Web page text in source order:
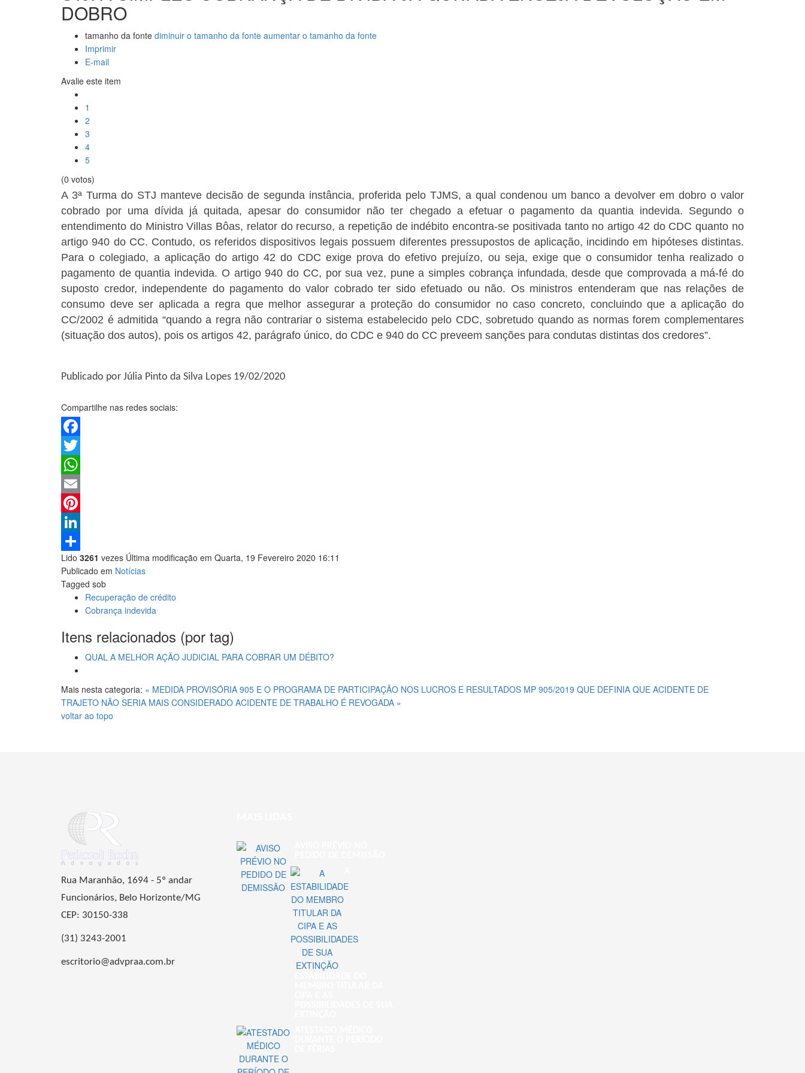
DOBRO
tamanho da fonte diminuir o tamanho da fonte aumentar o tamanho da fonte
Imprimir
E-mail
Avalie este item
1
2
3
4
5
(0 votos)
A 3ª Turma do STJ manteve decisão de segunda instância, proferida pelo TJMS, a qual condenou um banco a devolver em dobro o valor
cobrado por uma dívida já quitada, apesar do consumidor não ter chegado a efetuar o pagamento da quantia indevida. Segundo o
entendimento do Ministro Villas Bôas, relator do recurso, a repetição de indébito encontra-se positivada tanto no artigo 42 do CDC quanto no
artigo 940 do CC. Contudo, os referidos dispositivos legais possuem diferentes pressupostos de aplicação, incidindo em hipóteses distintas.
Para o colegiado, a aplicação do artigo 42 do CDC exige prova do efetivo prejuízo, ou seja, exige que o consumidor tenha realizado o
pagamento de quantia indevida. O artigo 940 do CC, por sua vez, pune a simples cobrança infundada, desde que comprovada a má-fé do
suposto credor, independente do pagamento do valor cobrado ter sido efetuado ou não. Os ministros entenderam que nas relações de
consumo deve ser aplicada a regra que melhor assegurar a proteção do consumidor no caso concreto, concluindo que a aplicação do
CC/2002 é admitida “quando a regra não contrariar o sistema estabelecido pelo CDC, sobretudo quando as normas forem complementares
(situação dos autos), pois os artigos 42, parágrafo único, do CDC e 940 do CC preveem sanções para condutas distintas dos credores”.
Publicado por Júlia Pinto da Silva Lopes 19/02/2020
Compartilhe nas redes sociais:
Facebook
Twitter
WhatsApp
Email
Pinterest
LinkedIn
Share
Lido 3261 vezes Última modificação em Quarta, 19 Fevereiro 2020 16:11
Publicado em Notícias
Tagged sob
Recuperação de crédito
Cobrança indevida
Itens relacionados (por tag)
QUAL A MELHOR AÇÃO JUDICIAL PARA COBRAR UM DÉBITO?
Mais nesta categoria: « MEDIDA PROVISÓRIA 905 E O PROGRAMA DE PARTICIPAÇÃO NOS LUCROS E RESULTADOS MP 905/2019 QUE DEFINIA QUE ACIDENTE DE
TRAJETO NÃO SERIA MAIS CONSIDERADO ACIDENTE DE TRABALHO É REVOGADA »
voltar ao topo
Rua Maranhão, 1694 - 5º andar
Funcionários, Belo Horizonte/MG
CEP: 30150-338
(31) 3243-2001
escritorio@advpraa.com.br